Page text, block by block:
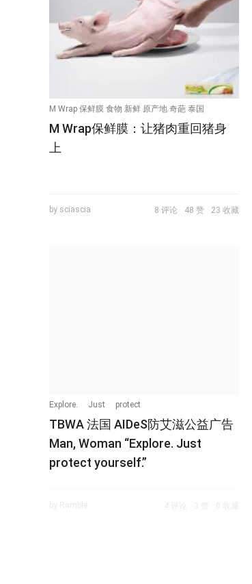
M Wrap 保鲜膜 食物 新鲜 原产地 奇葩 泰国
TBWA 平面
M Wrap保鲜膜：让猪肉重回猪身
上
by sciascia 8 评论 48 赞 23 收藏
Explore. Just protect
TBWA 法国 AIDeS防艾滋公益广告
Man, Woman “Explore. Just
protect yourself.”